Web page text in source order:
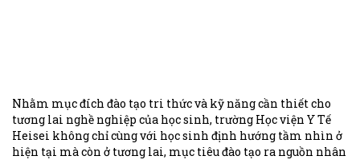
Nhằm mục đích đào tạo tri thức và kỹ năng cần thiết cho
tương lai nghề nghiệp của học sinh, trường Học viện Y Tế
Heisei không chỉ cùng với học sinh định hướng tầm nhìn ở
hiện tại mà còn ở tương lai, mục tiêu đào tạo ra nguồn nhân